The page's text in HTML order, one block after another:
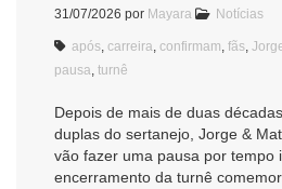
31/07/2026 por Mayara Notícias
após, carreira, confirmam, fãs,
pausa, turnê
Depois de mais de duas
duplas do sertanejo, Jorge &
vão fazer uma pausa por tempo
encerramento da turnê